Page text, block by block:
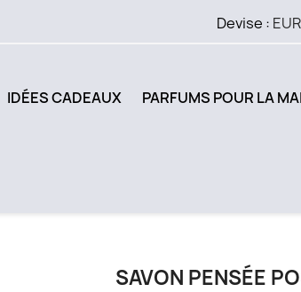
Devise :
IDÉES CADEAUX PARFUMS POUR LA
SAVON PENSÉE